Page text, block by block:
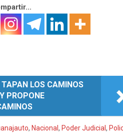
TAPAN LOS CAMINOS
PROPONE
, Nacional , Poder Judicial ,